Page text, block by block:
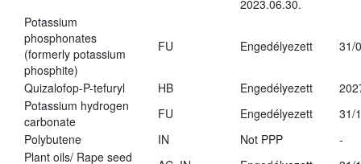
2023.06.30.
Potassium
phosphonates
(formerly potassium
phosphite)
FU Engedélyezett 31/
Quizalofop-P-tefuryl HB Engedélyezett
Potassium hydrogen
carbonate
FU Engedélyezett
31/
Polybutene
IN Not PPP
-
Plant oils/ Rape seed